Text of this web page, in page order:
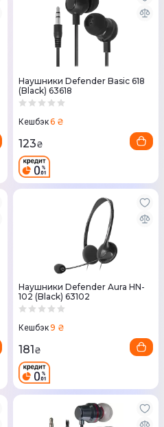
Наушники Defender Basic 618
(Black) 63618
Кешбэк6 ₴
123₴
Наушники Defender Aura HN-
102 (Black) 63102
Кешбэк9 ₴
181 ₴